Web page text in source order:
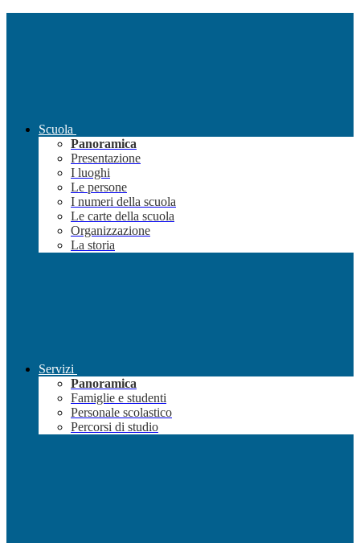
Scuola
Panoramica
Presentazione
I luoghi
Le persone
I numeri della scuola
Le carte della scuola
Organizzazione
La storia
Servizi
Panoramica
Famiglie e studenti
Personale scolastico
Percorsi di studio